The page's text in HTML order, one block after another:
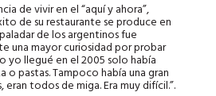
de vivir en el “aquí y ahora”,
de su restaurante se produce en
de los argentinos fue
una mayor curiosidad por probar
yo llegué en el 2005 solo había
o pastas. Tampoco había una gran
todos de miga. Era muy difícil.”.